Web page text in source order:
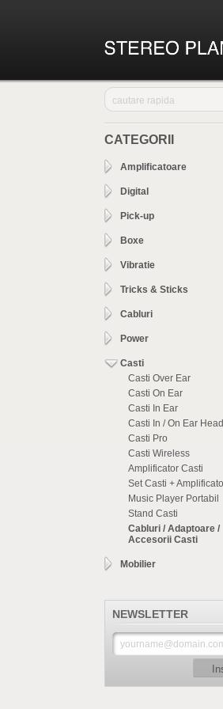
CATEGORII
Amplificatoare
Digital
Pick-up
Boxe
Vibratie
Tricks & Sticks
Cabluri
Power
Casti
Casti Over Ear
Casti On Ear
Casti In Ear
Casti In / On Ear
Casti Pro
Casti Wireless
Amplificator Casti
Set Casti +
Music Player Portabil
Stand Casti
Cabluri / Adaptoare /
Accesorii Casti
Mobilier
NEWSLETTER